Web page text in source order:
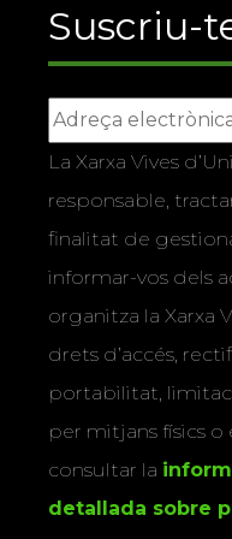
Suscriu-
La Xarxa Vives
responsable,
finalitat de
informar-vos dels
organitza la Xarxa
drets d’accés,
portabilitat,
per mitjans físics
consultar la
detallada sobre